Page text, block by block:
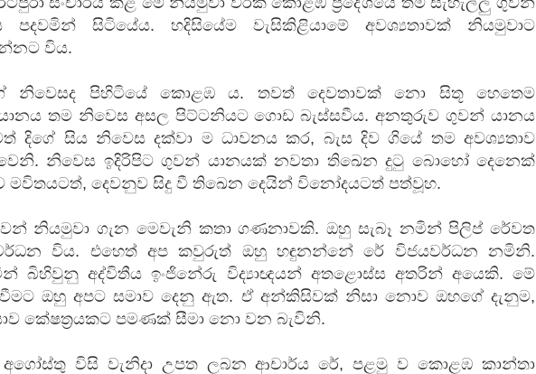
පෙම්වන්තියේ ගීතයේ පද පෙළ
ගීතයේ පද පෙළ
ඉඳලා ගීතයේ පද පෙළ
ගීතයේ පද පෙළ
- සද්දෙට දෙන්න ගීතයේ පද පෙළ
ගීතයේ පද පෙළ
- සඳට දුක හිතිලා ගීතයේ පද පෙළ
පද පෙළ
පද පෙළ
පදවමින් සිටියේය. හදිසියේම වැසිකිළියාමේ අවශ්‍යතාවක් නියමුවාට
විය.
නිවෙසද පිහිටියේ කොළඹ ය. තවත් දෙවතාවක් නො සිතූ හෙතෙම
තම නිවෙස අසල පිට්ටනියට ගොඩ බැස්සවීය. අනතුරුව ගුවන් යානය
දිගේ සිය නිවෙස දක්වා ම ධාවනය කර, බැස දිව ගියේ තම අවශ්‍යතාව
නිවෙස ඉදිරිපිට ගුවන් යානයක් නවතා තිඛෙන දුටු බොහෝ දෙනෙක්
මවිතයටත්, දෙවනුව සිදු වී තිඛෙන දෙයින් විනෝදයටත් පත්වූහ.
නියමුවා ගැන මෙවැනි කතා ගණනාවකි. ඔහු සැබෑ නමින් පිලිප් රේවත
විය. එහෙත් අප කවුරුත් ඔහු හඳුනන්නේ රේ විජයවර්ධන නමිනි.
බිහිවුනු අද්විතීය ඉංජිනේරු විද්‍යාඥයන් අතළොස්ස අතරින් අයෙකි. මේ
ඔහු අපට සමාව දෙනු ඇත. ඒ අන්කිසිවක් නිසා නොව ඔහගේ දැනුම,
කේෂත්‍රයකට පමණක් සීමා නො වන බැවිනි.
අගෝස්තු විසි වැනිදා උපත ලබන ආචාර්ය රේ, පළමු ව කොළඹ කාන්තා